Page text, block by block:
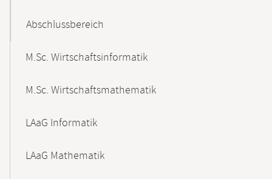
Abschlussbereich
M.Sc. Wirtschaftsinformatik
M.Sc. Wirtschaftsmathematik
LAaG Informatik
LAaG Mathematik